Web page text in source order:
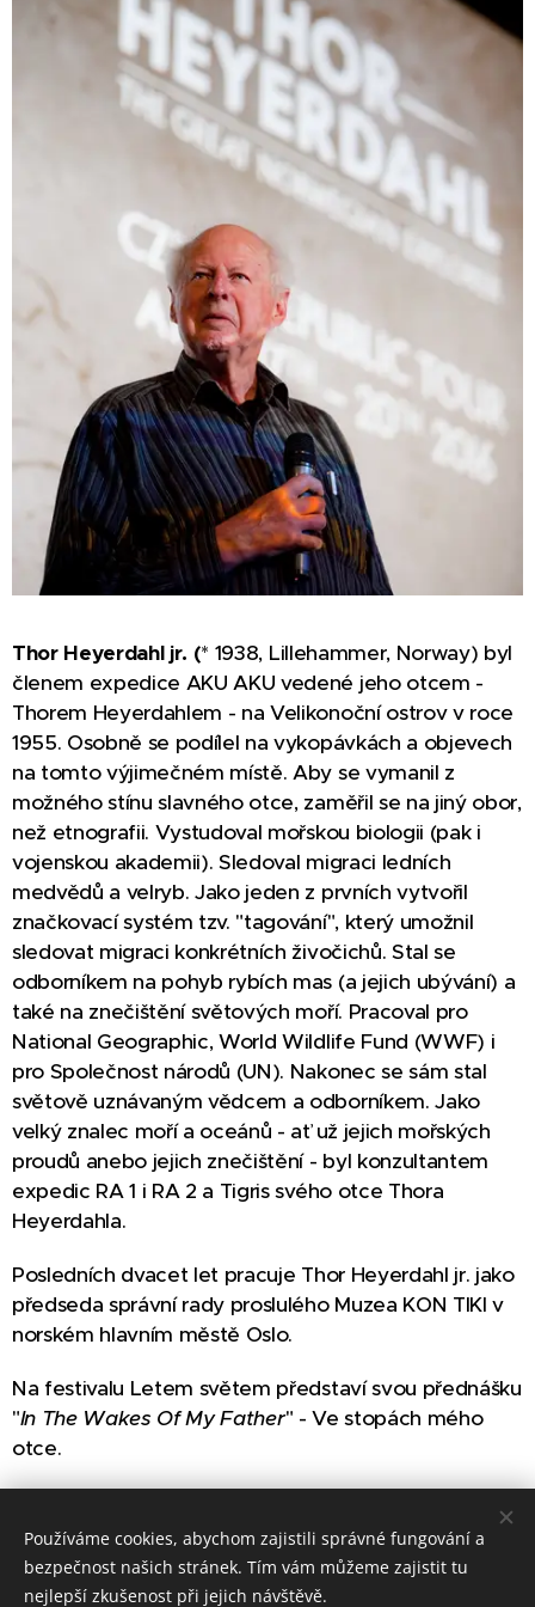
Thor Heyerdahl jr. (* 1938, Lillehammer, Norway) byl
členem expedice AKU AKU vedené jeho otcem -
Thorem Heyerdahlem - na Velikonoční ostrov v roce
1955. Osobně se podílel na vykopávkách a objevech
na tomto výjimečném místě. Aby se vymanil z
možného stínu slavného otce, zaměřil se na jiný obor,
než etnografii. Vystudoval mořskou biologii (pak i
vojenskou akademii). Sledoval migraci ledních
medvědů a velryb. Jako jeden z prvních vytvořil
značkovací systém tzv. "tagování", který umožnil
sledovat migraci konkrétních živočichů. Stal se
odborníkem na pohyb rybích mas (a jejich ubývání) a
také na znečištění světových moří. Pracoval pro
National Geographic, World Wildlife Fund (WWF) i
pro Společnost národů (UN). Nakonec se sám stal
světově uznávaným vědcem a odborníkem. Jako
velký znalec moří a oceánů - ať už jejich mořských
proudů anebo jejich znečištění - byl konzultantem
expedic RA 1 i RA 2 a Tigris svého otce Thora
Heyerdahla.
Posledních dvacet let pracuje Thor Heyerdahl jr. jako
předseda správní rady proslulého Muzea KON TIKI v
norském hlavním městě Oslo.
Na festivalu Letem světem představí svou přednášku
"In The Wakes Of My Father" - Ve stopách mého
otce.
Používáme cookies, abychom zajistili správné fungování a
bezpečnost našich stránek. Tím vám můžeme zajistit tu
nejlepší zkušenost při jejich návštěvě.